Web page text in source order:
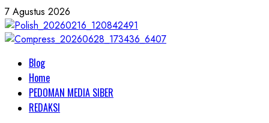
Skip
to
content
7 Agustus 2026
Primary
Menu
Blog
Home
PEDOMAN MEDIA SIBER
REDAKSI